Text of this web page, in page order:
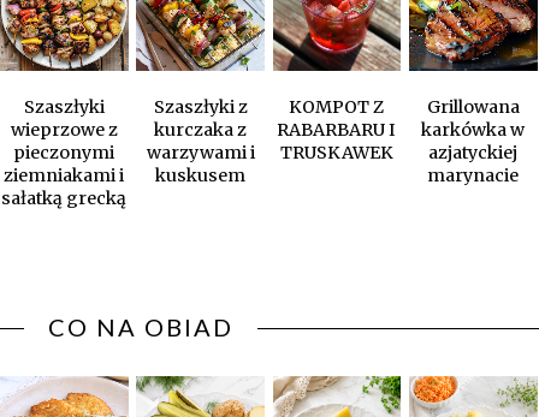
Szaszłyki
wieprzowe z
pieczonymi
ziemniakami i
sałatką grecką
Szaszłyki z
kurczaka z
warzywami i
kuskusem
KOMPOT Z
RABARBARU I
TRUSKAWEK
Grillowana
karkówka w
azjatyckiej
marynacie
CO NA OBIAD